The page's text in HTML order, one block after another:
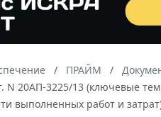
ПРАЙМ
N 20АП-3225/13 (ключевые
выполненных работ и